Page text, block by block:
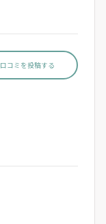
口コミを投稿する